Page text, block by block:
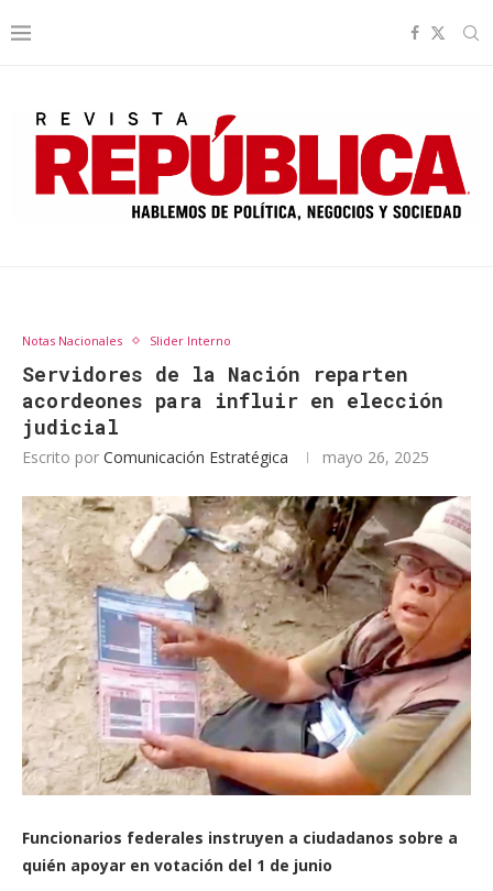
Notas Nacionales Slider Interno
Servidores de la Nación reparten
acordeones para influir en elección
judicial
Escrito por Comunicación Estratégica mayo 26, 2025
Funcionarios federales instruyen a ciudadanos sobre a
quién apoyar en votación del 1 de junio